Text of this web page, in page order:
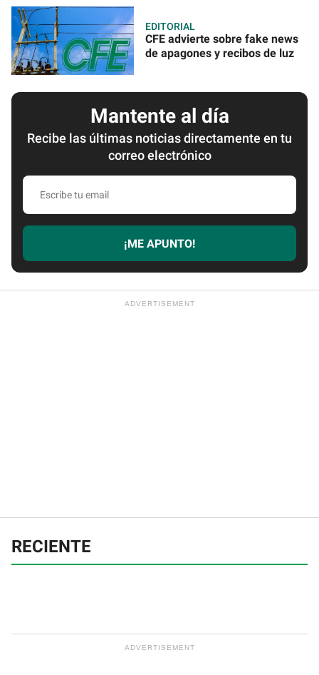
EDITORIAL
CFE advierte sobre fake news
de apagones y recibos de luz
Mantente al día
Recibe las últimas noticias directamente en tu
correo electrónico
Escribe
email
¡ME APUNTO!
RECIENTE